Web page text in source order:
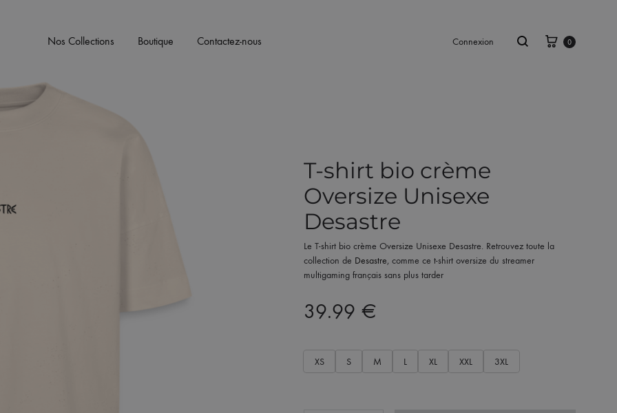
Nos Collections Boutique Contactez-nous Connexion RecherchePanier
0
T-shirt bio crème
Oversize Unisexe
Desastre
Le T-shirt bio crème Oversize Unisexe Desastre. Retrouvez toute la
collection de Desastre, comme ce t-shirt oversize du streamer
multigaming français sans plus tarder
39.99 €
XS S M L XL XXL 3XL